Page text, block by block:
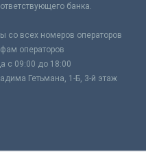
банка.
со всех номеров операторов
операторов
с 09:00 до 18:00
Гетьмана, 1-Б, 3-й этаж